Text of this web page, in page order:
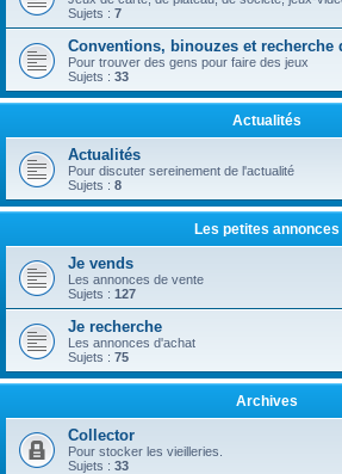
Sujets : 7
Conventions, binouzes et recherche
Pour trouver des gens pour faire des jeux
Sujets : 33
Actualités
Actualités
Pour discuter sereinement de l'actualité
Sujets : 8
Les petites annonces
Je vends
Les annonces de vente
Sujets : 127
Je recherche
Les annonces d'achat
Sujets : 75
Archives
Collector
Pour stocker les vieilleries.
Sujets : 33